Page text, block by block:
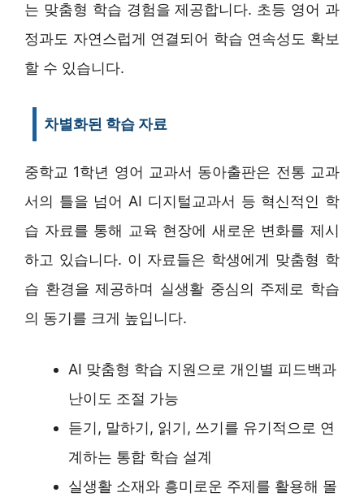
는 맞춤형 학습 경험을 제공합니다. 초등 영어 과
정과도 자연스럽게 연결되어 학습 연속성도 확보
할 수 있습니다.
차별화된 학습 자료
중학교 1학년 영어 교과서 동아출판은 전통 교과
서의 틀을 넘어 AI 디지털교과서 등 혁신적인 학
습 자료를 통해 교육 현장에 새로운 변화를 제시
하고 있습니다. 이 자료들은 학생에게 맞춤형 학
습 환경을 제공하며 실생활 중심의 주제로 학습
의 동기를 크게 높입니다.
AI 맞춤형 학습 지원으로 개인별 피드백과
난이도 조절 가능
듣기, 말하기, 읽기, 쓰기를 유기적으로 연
계하는 통합 학습 설계
실생활 소재와 흥미로운 주제를 활용해 몰